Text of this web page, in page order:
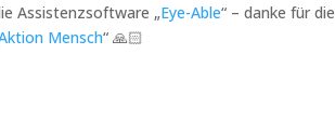
Assistenzsoftware „Eye-Able“ – danke für die
Mensch“ 🙏🏻